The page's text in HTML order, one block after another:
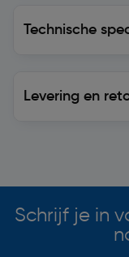
Technische
Levering en
Schrijf je in